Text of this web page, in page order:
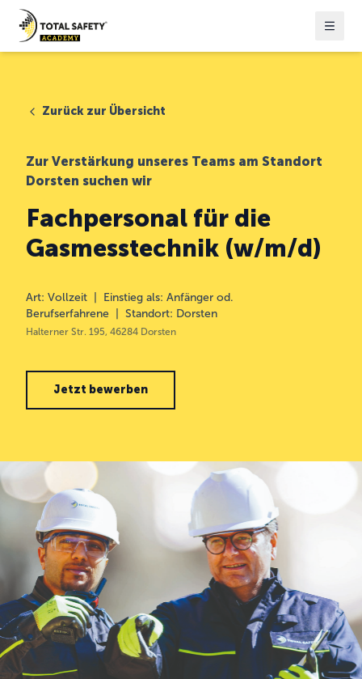
Zurück zur Übersicht
Zur Verstärkung unseres Teams am Standort
Dorsten suchen wir
Fachpersonal für die
Gasmesstechnik (w/m/d)
Art: Vollzeit Einstieg als: Anfänger od.
Berufserfahrene
Standort: Dorsten
Halterner Str. 195, 46284 Dorsten
Jetzt bewerben